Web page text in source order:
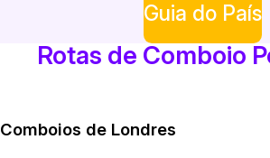
Guia do País
Rotas de Comboio
Comboios de Londres